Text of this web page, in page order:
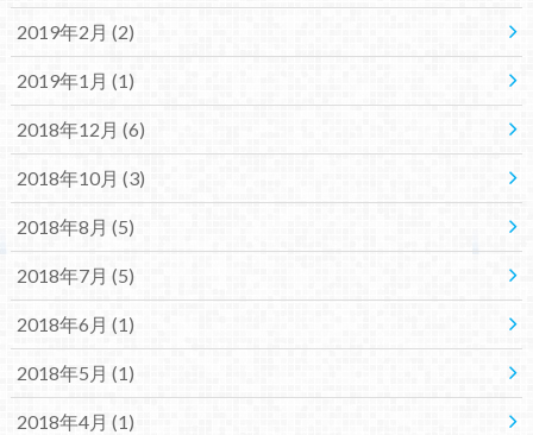
2019年2月 (2)
2019年1月 (1)
2018年12月 (6)
2018年10月 (3)
2018年8月 (5)
2018年7月 (5)
2018年6月 (1)
2018年5月 (1)
2018年4月 (1)